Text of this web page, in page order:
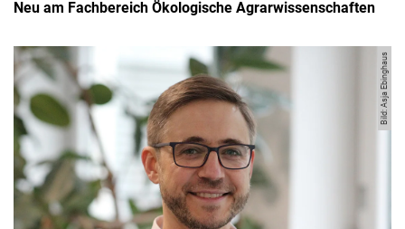
Neu am Fachbereich Ökologische Agrarwissenschaften
Bild: Asja Ebinghaus